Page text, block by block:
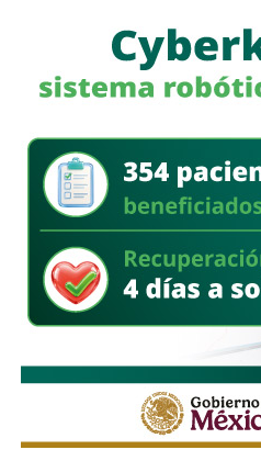
han informado que López-
por agentes delICE; la versión
una emergencia médica
También lee:
Ola de calor en
muertos